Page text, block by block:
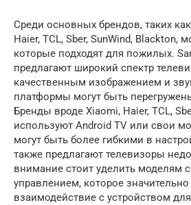
Среди основных брендов, таких
Haier, TCL, Sber, SunWind, Blackton,
которые подходят для пожилых.
предлагают широкий спектр
качественным изображением и
платформы могут быть
Бренды вроде Xiaomi, Haier, TCL,
используют Android TV или свои
могут быть более гибкими в
также предлагают телевизоры
внимание стоит уделить моделям
управлением, которое
взаимодействие с устройством